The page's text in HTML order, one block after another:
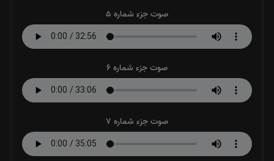
صوت جزء شماره 5
صوت جزء شماره 6
صوت جزء شماره 7